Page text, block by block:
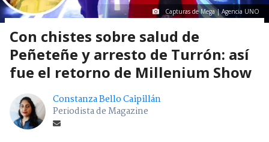
Capturas de Mega | Agencia UNO
Con chistes sobre salud de
Peñeteñe y arresto de Turrón: así
fue el retorno de Millenium Show
Constanza Bello Caipillán
Periodista de Magazine